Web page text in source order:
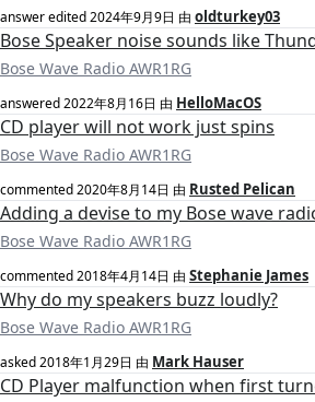
answer edited2024年9月9日 由 oldturkey03
Bose Speaker noise sounds like
Bose Wave Radio AWR1RG
answered2022年8月16日 由 HelloMacOS
CD player will not work just spins
Bose Wave Radio AWR1RG
commented2020年8月14日 由 Rusted Pelican
Adding a devise to my Bose wave
Bose Wave Radio AWR1RG
commented2018年4月14日 由 Stephanie James
Why do my speakers buzz loudly?
Bose Wave Radio AWR1RG
asked2018年1月29日 由 Mark Hauser
CD Player malfunction when first